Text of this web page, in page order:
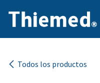
Todos los productos